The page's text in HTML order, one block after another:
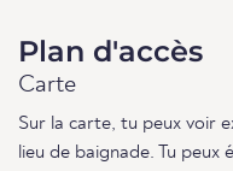
Plan d'accès
Carte
Sur la carte, tu peux voir
lieu de baignade. Tu peux